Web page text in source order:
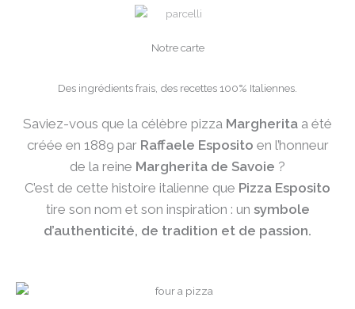
Notre carte
Des ingrédients frais, des recettes 100% Italiennes.
Saviez-vous que la célèbre pizza Margherita a été
créée en 1889 par Raffaele Esposito en l’honneur
de la reine Margherita de Savoie ?
C’est de cette histoire italienne que Pizza Esposito
tire son nom et son inspiration : un symbole
d’authenticité, de tradition et de passion.